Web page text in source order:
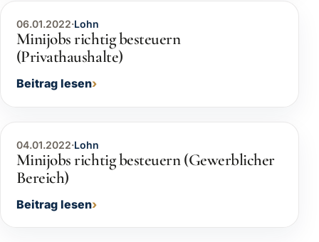
06.01.2022·Lohn
Minijobs richtig besteuern
(Privathaushalte)
Beitrag lesen
04.01.2022·Lohn
Minijobs richtig besteuern (Gewerblicher
Bereich)
Beitrag lesen